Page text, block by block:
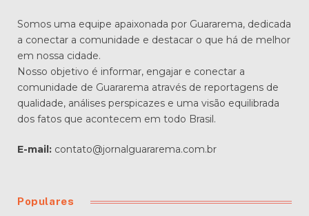
Somos uma equipe apaixonada por Guararema, dedicada
a conectar a comunidade e destacar o que há de melhor
em nossa cidade.
Nosso objetivo é informar, engajar e conectar a
comunidade de Guararema através de reportagens de
qualidade, análises perspicazes e uma visão equilibrada
dos fatos que acontecem em todo Brasil.
E-mail: contato@jornalguararema.com.br
Populares